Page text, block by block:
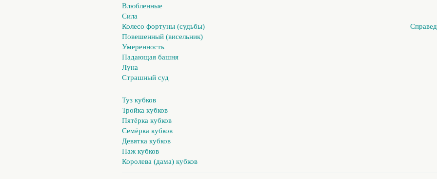
Влюбленные
Сила
Колесо фортуны (судьбы)
Повешенный (висельник)
Умеренность
Падающая башня
Луна
Страшный суд
Туз кубков
Тройка кубков
Пятёрка кубков
Семёрка кубков
Девятка кубков
Паж кубков
Королева (дама) кубков